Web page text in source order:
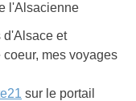
d'Alsace et
mes voyages
sur le portail